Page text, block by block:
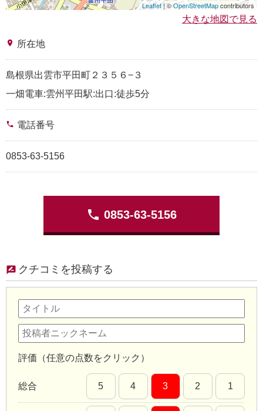
Leaflet| ©OpenStreetMapcontributors
大きな地図で見る
place 所在地
島根県出雲市平田町２３５６−３
一畑電車:雲州平田駅:出口:徒歩5分
phone 電話番号
0853-63-5156
phone 0853-63-5156
クチコミを投稿する
評価（任意の点数をクリック）
総合 5 4 3 2 1